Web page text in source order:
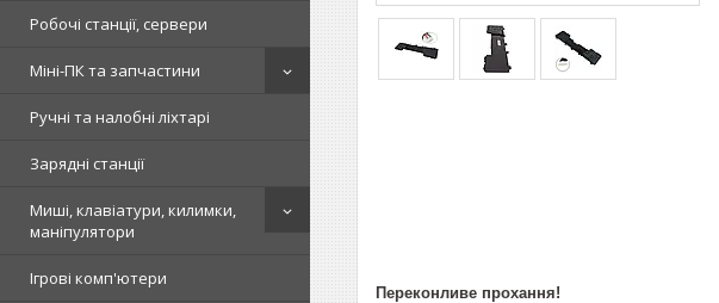
Робочі станції, сервери
Міні-ПК та запчастини
Ручні та налобні ліхтарі
Зарядні станції
Миші, клавіатури, килимки,
маніпулятори
Ігрові комп'ютери
Переконливе прохання!